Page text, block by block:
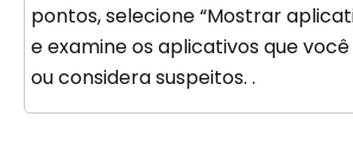
pontos, selecione “Mostrar
e examine os aplicativos que
ou considera suspeitos. .